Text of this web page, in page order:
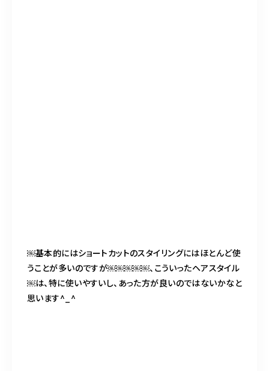
￼基本的にはショートカットのスタイリングにはほとんど使
うことが多いのですが￼￼￼￼￼、こういったヘアスタイル
￼は、特に使いやすいし、あった方が良いのではないかなと
思います^_^